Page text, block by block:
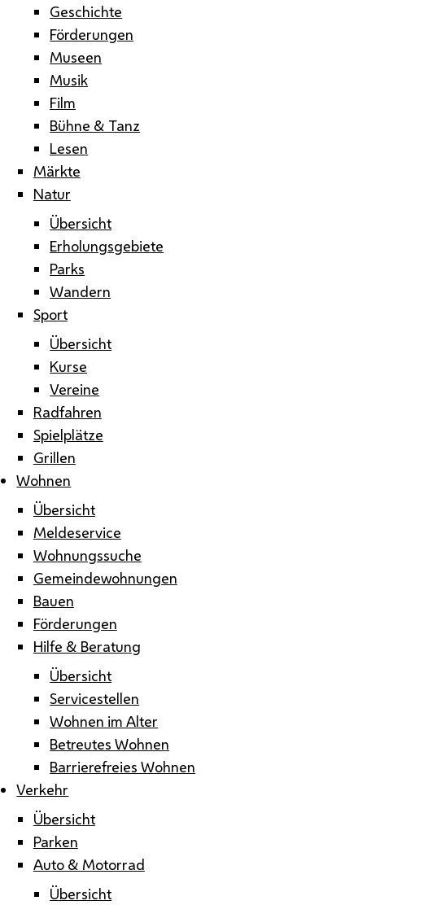
Geschichte
Förderungen
Museen
Musik
Film
Bühne & Tanz
Lesen
Märkte
Natur
Übersicht
Erholungsgebiete
Parks
Wandern
Sport
Übersicht
Kurse
Vereine
Radfahren
Spielplätze
Grillen
Wohnen
Übersicht
Meldeservice
Wohnungssuche
Gemeindewohnungen
Bauen
Förderungen
Hilfe & Beratung
Übersicht
Servicestellen
Wohnen im Alter
Betreutes Wohnen
Barrierefreies Wohnen
Verkehr
Übersicht
Parken
Auto & Motorrad
Übersicht